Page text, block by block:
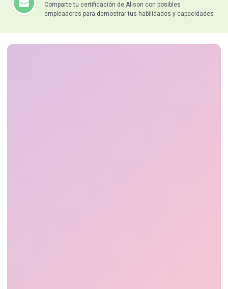
Comparte tu certificación de Alison con posibles
empleadores para demostrar tus habilidades y capacidades